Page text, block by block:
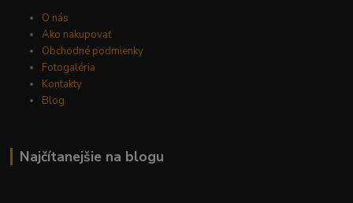
O nás
Ako nakupovať
Obchodné podmienky
Fotogaléria
Kontakty
Blog
Najčítanejšie na blogu